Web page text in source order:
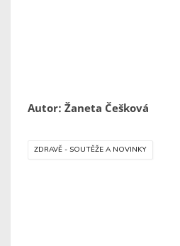
Autor: Žaneta Češková
ZDRAVĚ - SOUTĚŽE A NOVINKY